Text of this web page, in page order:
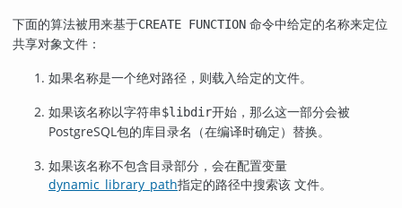
下面的算法被用来基于CREATE FUNCTION 命令中给定的名称来定位
共享对象文件：
如果名称是一个绝对路径，则载入给定的文件。
如果该名称以字符串$libdir开始，那么这一部分会被
PostgreSQL包的库目录名（在编译时确定）替换。
如果该名称不包含目录部分，会在配置变量
dynamic_library_path指定的路径中搜索该 文件。